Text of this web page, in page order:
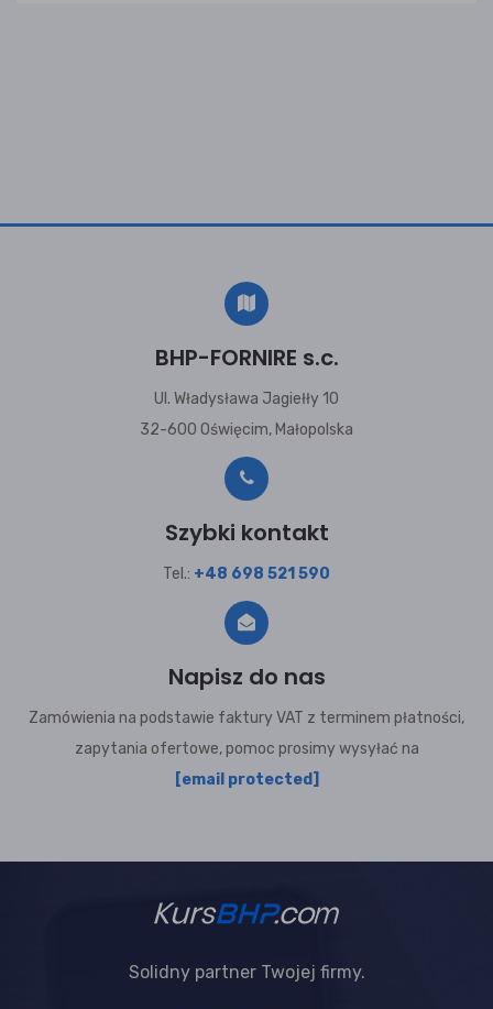
BHP-FORNIRE s.c.
Ul. Władysława Jagiełły 10
32-600 Oświęcim, Małopolska
Szybki kontakt
Tel.: +48 698 521 590
Napisz do nas
Zamówienia na podstawie faktury VAT z terminem płatności,
zapytania ofertowe, pomoc prosimy wysyłać na
[email protected]
Solidny partner Twojej firmy.